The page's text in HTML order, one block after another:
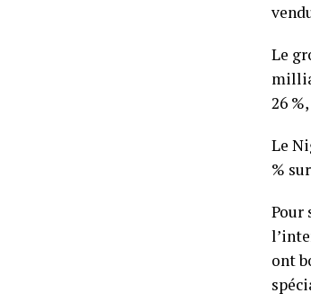
Le
26
Le
%
Pour
ont